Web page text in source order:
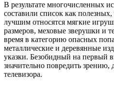
В результате многочисленных
составили список как
лучшим относятся мягкие
размеров, меховые зверушки и
время в категорию опасных
металлические и деревянные
указки. Безобидный на первый
значительно повредить зрению,
телевизора.